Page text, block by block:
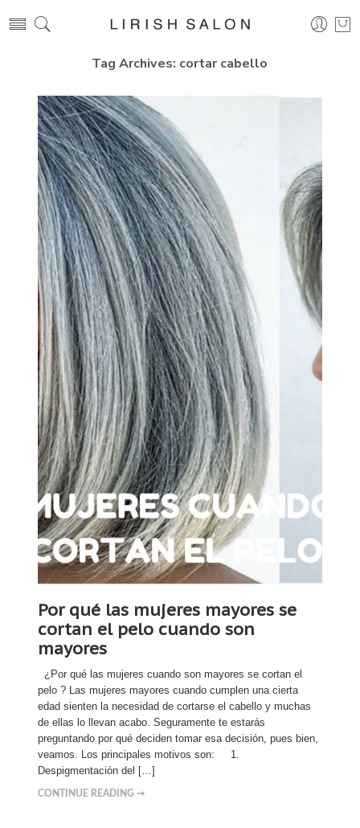
Tag Archives: cortar cabello
Por qué las mujeres mayores se
cortan el pelo cuando son
mayores
¿Por qué las mujeres cuando son mayores se cortan el
pelo ? Las mujeres mayores cuando cumplen una cierta
edad sienten la necesidad de cortarse el cabello y muchas
de ellas lo llevan acabo. Seguramente te estarás
preguntando por qué deciden tomar esa decisión, pues bien,
veamos. Los principales motivos son: 1.
Despigmentación del […]
CONTINUE READING ➞